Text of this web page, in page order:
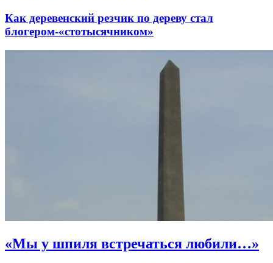
Как деревенский резчик по дереву стал
блогером-«стотысячником»
«Мы у шпиля встречаться любили…»